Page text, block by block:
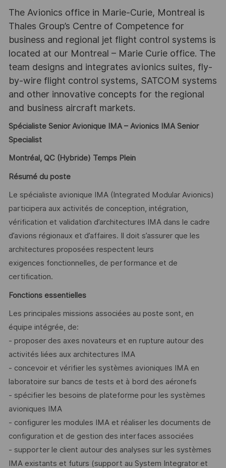
The Avionics office in Marie-Curie, Montreal is
Thales Group’s Centre of Competence for
business and regional jet flight control systems is
located at our Montreal – Marie Curie office. The
team designs and integrates avionics suites, fly-
by-wire flight control systems, SATCOM systems
and other innovative concepts for the regional
and business aircraft markets.
Spécialiste Senior Avionique IMA – Avionics IMA Senior
Specialist
Montréal, QC (Hybride) Temps Plein
Résumé du poste
Le spécialiste avionique IMA (Integrated Modular Avionics)
participera aux activités de conception, intégration,
vérification et validation d’architectures IMA dans le cadre
d’avions régionaux et d’affaires. Il doit s’assurer que les
architectures proposées respectent leurs
exigences fonctionnelles, de performance et de
certification.
Fonctions essentielles
Les principales missions associées au poste sont, en
équipe intégrée, de:
- proposer des axes novateurs et en rupture autour des
activités liées aux architectures IMA
- concevoir et vérifier les systèmes avioniques IMA en
laboratoire sur bancs de tests et à bord des aéronefs
- spécifier les besoins de plateforme pour les systèmes
avioniques IMA
- configurer les modules IMA et réaliser les documents de
configuration et de gestion des interfaces associées
- supporter le client autour des analyses sur les systèmes
IMA existants et futurs (support au System Integrator et